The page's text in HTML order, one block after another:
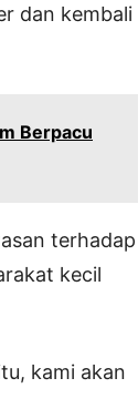
dan kembali
Berpacu
terhadap
kecil
kami akan